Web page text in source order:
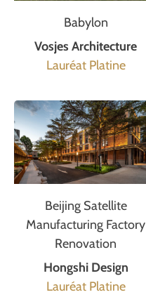
Babylon
Vosjes Architecture
Lauréat Platine
Beijing Satellite
Manufacturing Factory
Renovation
Hongshi Design
Lauréat Platine